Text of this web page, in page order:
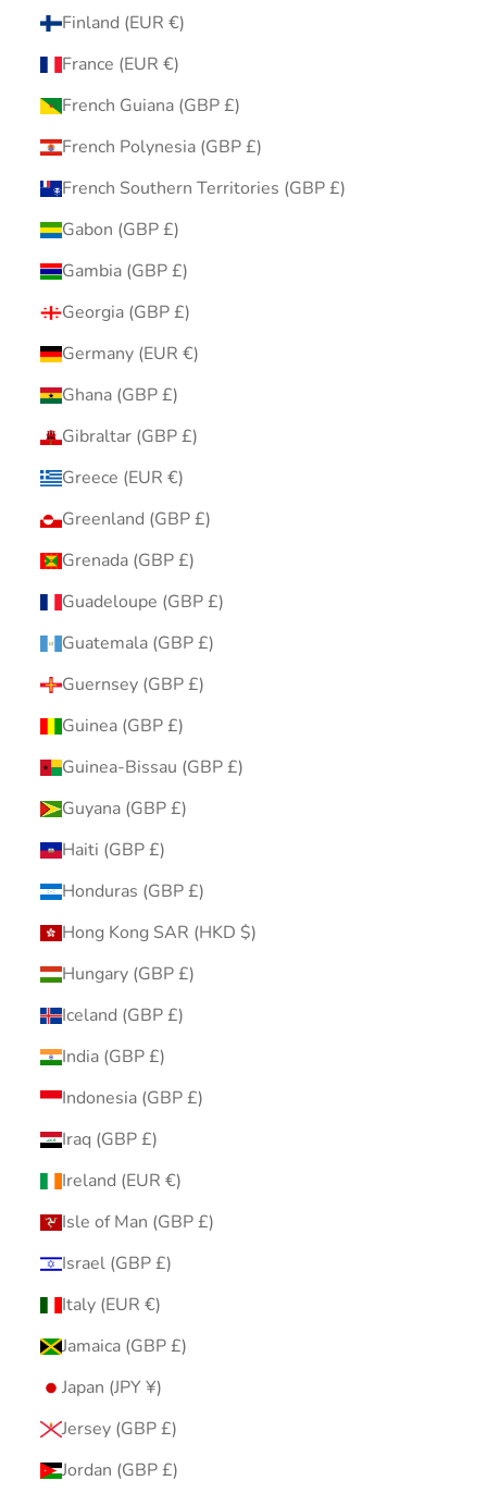
Finland (EUR €)
France (EUR €)
French Guiana (GBP £)
French Polynesia (GBP £)
French Southern Territories (GBP £)
Gabon (GBP £)
Gambia (GBP £)
Georgia (GBP £)
Germany (EUR €)
Ghana (GBP £)
Gibraltar (GBP £)
Greece (EUR €)
Greenland (GBP £)
Grenada (GBP £)
Guadeloupe (GBP £)
Guatemala (GBP £)
Guernsey (GBP £)
Guinea (GBP £)
Guinea-Bissau (GBP £)
Guyana (GBP £)
Haiti (GBP £)
Honduras (GBP £)
Hong Kong SAR (HKD $)
Hungary (GBP £)
Iceland (GBP £)
India (GBP £)
Indonesia (GBP £)
Iraq (GBP £)
Ireland (EUR €)
Isle of Man (GBP £)
Israel (GBP £)
Italy (EUR €)
Jamaica (GBP £)
Japan (JPY ¥)
Jersey (GBP £)
Jordan (GBP £)